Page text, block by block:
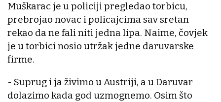
Muškarac je u policiji pregledao torbicu,
prebrojao novac i policajcima sav sretan
rekao da ne fali niti jedna lipa. Naime, čovjek
je u torbici nosio utržak jedne daruvarske
firme.
- Suprug i ja živimo u Austriji, a u Daruvar
dolazimo kada god uzmognemo. Osim što